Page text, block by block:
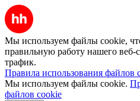
Мы используем файлы cookie,
правильную работу нашего веб-
трафик.
Правила использования файлов
Мы используем файлы cookie.
файлов cookie